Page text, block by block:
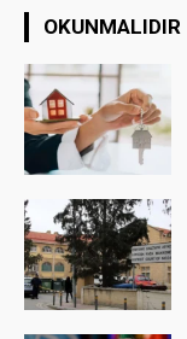
OKUNMALIDIR